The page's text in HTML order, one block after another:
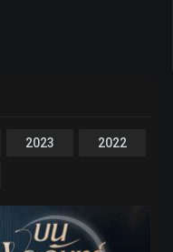
2023 2022